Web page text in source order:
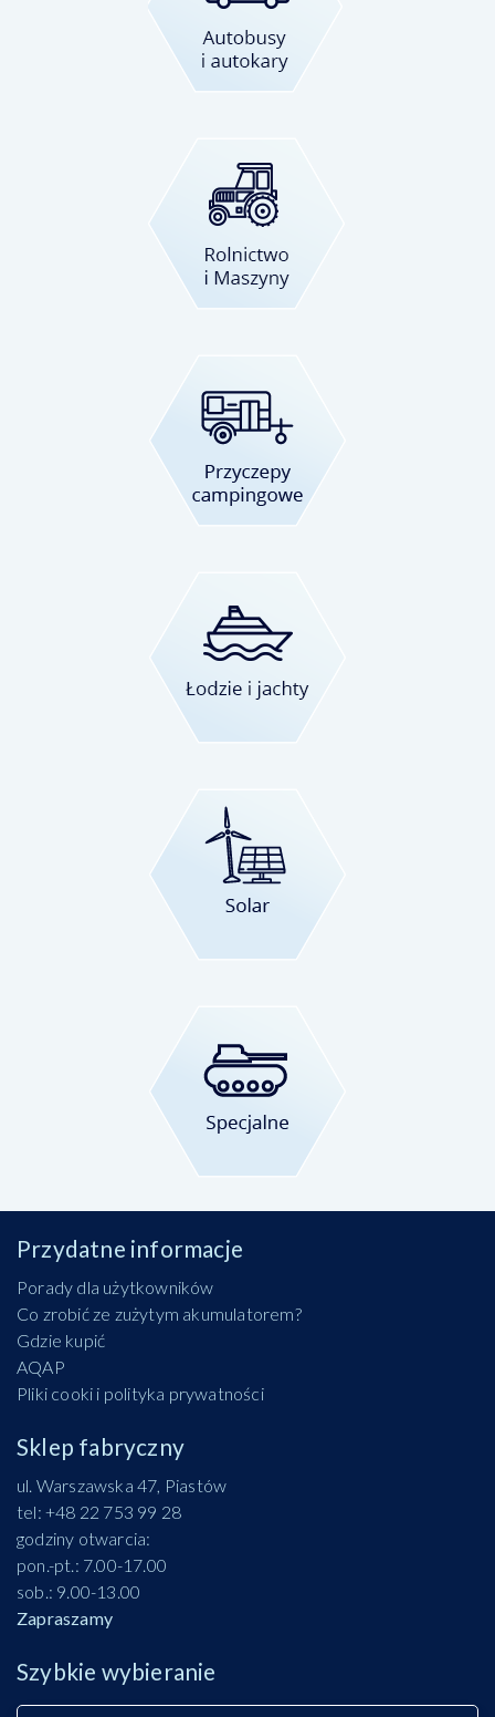
Przydatne informacje
Porady dla użytkowników
Co zrobić ze zużytym akumulatorem?
Gdzie kupić
AQAP
Pliki cooki i polityka prywatności
Sklep fabryczny
ul. Warszawska 47, Piastów
tel: +48 22 753 99 28
godziny otwarcia:
pon.-pt.: 7.00-17.00
sob.: 9.00-13.00
Zapraszamy
Szybkie wybieranie